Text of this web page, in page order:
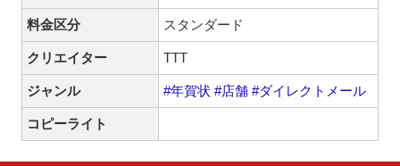
料金区分 スタンダード
クリエイター TTT
ジャンル #年賀状 #店舗 #ダイレクトメール
コピーライト